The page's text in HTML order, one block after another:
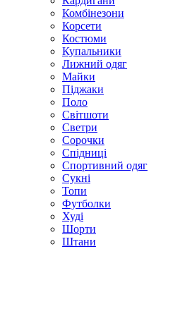
Комбінезони
Корсети
Костюми
Купальники
Лижний одяг
Майки
Піджаки
Поло
Світшоти
Светри
Сорочки
Спідниці
Спортивний одяг
Сукні
Топи
Футболки
Худі
Шорти
Штани